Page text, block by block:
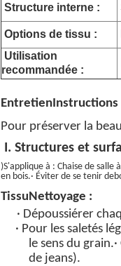
Structure interne :
Options de tissu :
Utilisation
recommandée :
EntretienInstructions
Pour préserver la
I. Structures et
)S'applique à : Chaise de salle
en bois.· Éviter de se tenir
TissuNettoyage :
· Dépoussiérer
· Pour les saletés
le sens du grain.
de jeans).